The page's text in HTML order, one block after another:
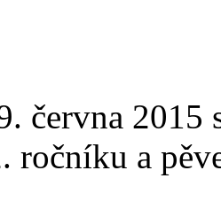
června 2015
ročníku a